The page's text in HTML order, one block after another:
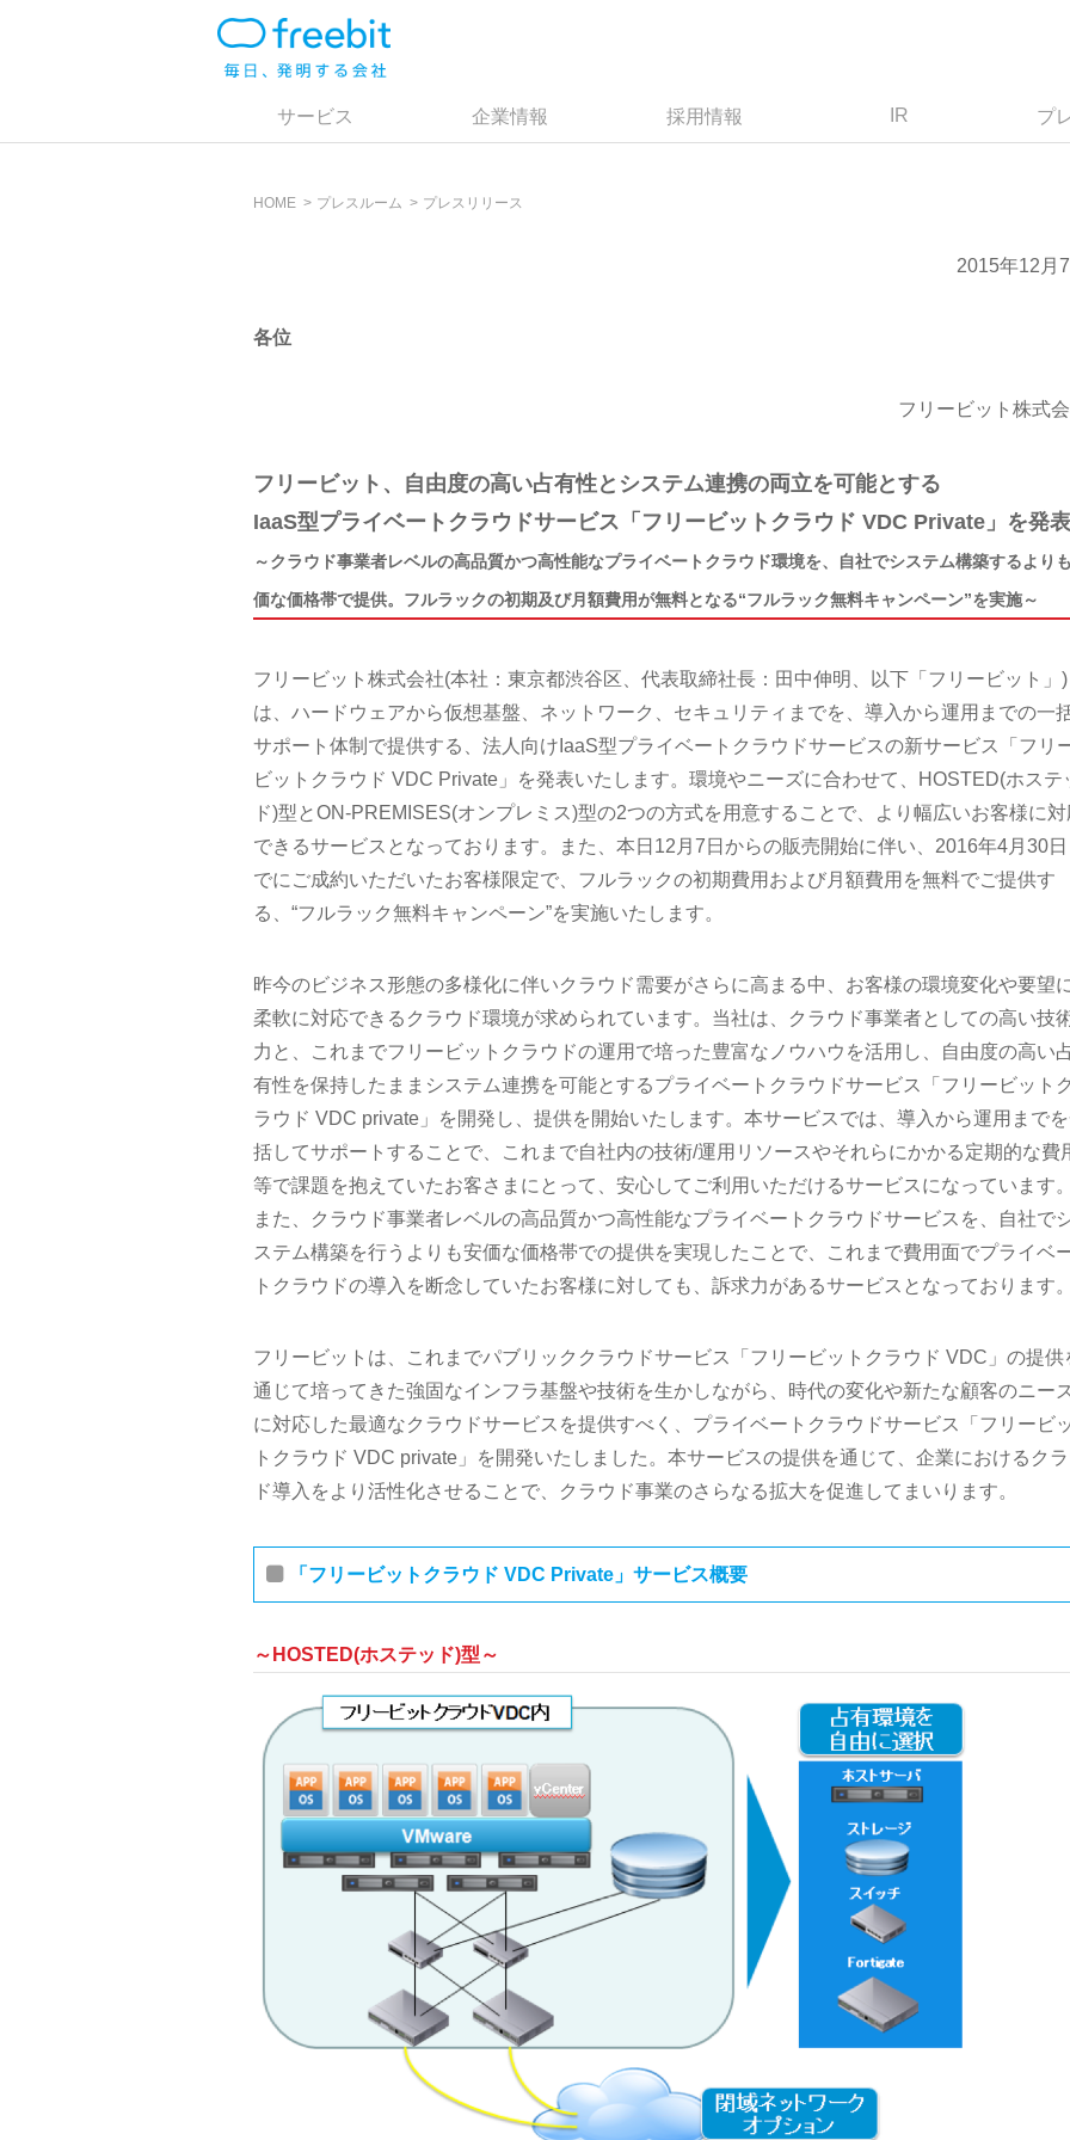
サービス 企業情報 採用情報 IR プ
HOME プレスルーム プレスリリース
2015年12月7
各位
フリービット株式
フリービット、自由度の高い占有性とシステム連携の両立を可能とする
IaaS型プライベートクラウドサービス「フリービットクラウド VDC Private」を発表
～クラウド事業者レベルの高品質かつ高性能なプライベートクラウド環境を、自社でシステム構築するより
価な価格帯で提供。フルラックの初期及び月額費用が無料となる“フルラック無料キャンペーン”を実施～
フリービット株式会社(本社：東京都渋谷区、代表取締社長：田中伸明、以下「フリービット」)
は、ハードウェアから仮想基盤、ネットワーク、セキュリティまでを、導入から運用までの一
サポート体制で提供する、法人向けIaaS型プライベートクラウドサービスの新サービス「フリ
ビットクラウド VDC Private」を発表いたします。環境やニーズに合わせて、HOSTED(ホステ
ド)型とON-PREMISES(オンプレミス)型の2つの方式を用意することで、より幅広いお客様に対
できるサービスとなっております。また、本日12月7日からの販売開始に伴い、2016年4月30日
でにご成約いただいたお客様限定で、フルラックの初期費用および月額費用を無料でご提供す
る、“フルラック無料キャンペーン”を実施いたします。
昨今のビジネス形態の多様化に伴いクラウド需要がさらに高まる中、お客様の環境変化や要望
柔軟に対応できるクラウド環境が求められています。当社は、クラウド事業者としての高い技
力と、これまでフリービットクラウドの運用で培った豊富なノウハウを活用し、自由度の高い
有性を保持したままシステム連携を可能とするプライベートクラウドサービス「フリービットク
ラウド VDC private」を開発し、提供を開始いたします。本サービスでは、導入から運用まで
括してサポートすることで、これまで自社内の技術/運用リソースやそれらにかかる定期的な費
等で課題を抱えていたお客さまにとって、安心してご利用いただけるサービスになっています。
また、クラウド事業者レベルの高品質かつ高性能なプライベートクラウドサービスを、自社で
ステム構築を行うよりも安価な価格帯での提供を実現したことで、これまで費用面でプライベ
トクラウドの導入を断念していたお客様に対しても、訴求力があるサービスとなっております。
フリービットは、これまでパブリッククラウドサービス「フリービットクラウド VDC」の提供
通じて培ってきた強固なインフラ基盤や技術を生かしながら、時代の変化や新たな顧客のニー
に対応した最適なクラウドサービスを提供すべく、プライベートクラウドサービス「フリービッ
トクラウド VDC private」を開発いたしました。本サービスの提供を通じて、企業におけるクラ
ド導入をより活性化させることで、クラウド事業のさらなる拡大を促進してまいります。
「フリービットクラウド VDC Private」サービス概要
～HOSTED(ホステッド)型～